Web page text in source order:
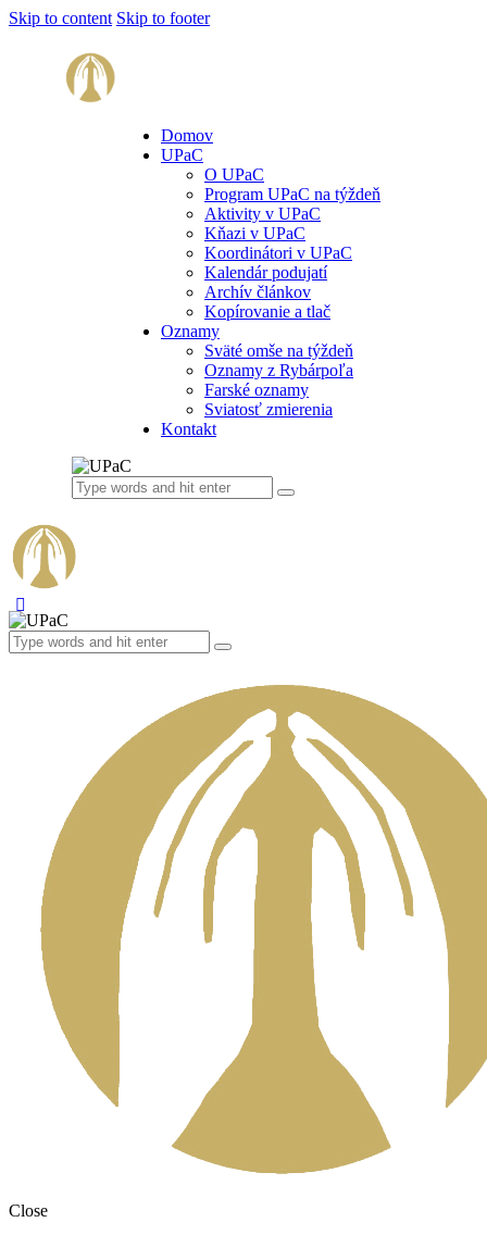
Skip to content Skip to footer
Domov
UPaC
O UPaC
Program UPaC na týždeň
Aktivity v UPaC
Kňazi v UPaC
Koordinátori v UPaC
Kalendár podujatí
Archív článkov
Kopírovanie a tlač
Oznamy
Sväté omše na týždeň
Oznamy z Rybárpoľa
Farské oznamy
Sviatosť zmierenia
Kontakt
Close